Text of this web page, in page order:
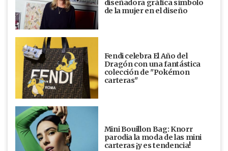
diseñadora gráfica símbolo
de la mujer en el diseño
Fendi celebra El Año del
Dragón con una fantástica
colección de "Pokémon
carteras"
Mini Bouillon Bag: Knorr
parodia la moda de las mini
carteras ¡y es tendencia!